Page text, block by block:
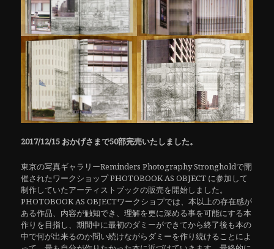
2017/12/15 おかげさまで50部完売いたしました。
東京の写真ギャラリーReminders Photography Strongholdで開
催されたワークショップ PHOTOBOOK AS OBJECT に参加して
制作していたアーティストブックの販売を開始しました。
PHOTOBOOK AS OBJECTワークショプでは、本以上の存在感が
ある作品、内容が触知でき、理解を更に深める事を可能にする本
作りを目指し、期間中に最初のダミーができてから終了後も本の
中で何が出来るのか問い続けながらダミーを作り続けることによ